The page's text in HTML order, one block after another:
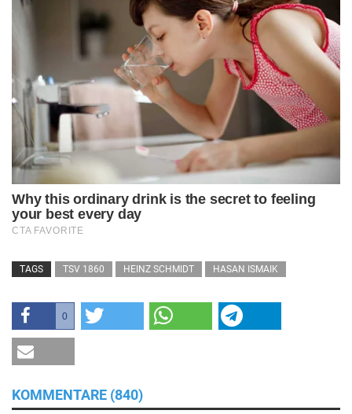
TAGS TSV 1860 HEINZ SCHMIDT HASAN ISMAIK
0
KOMMENTARE (840)